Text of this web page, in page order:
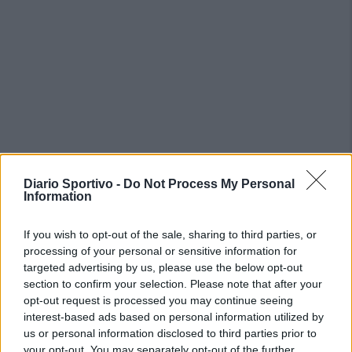
Diario Sportivo - Do Not Process My Personal
Information
If you wish to opt-out of the sale, sharing to third parties, or
processing of your personal or sensitive information for
targeted advertising by us, please use the below opt-out
section to confirm your selection. Please note that after your
opt-out request is processed you may continue seeing
interest-based ads based on personal information utilized by
us or personal information disclosed to third parties prior to
your opt-out. You may separately opt-out of the further